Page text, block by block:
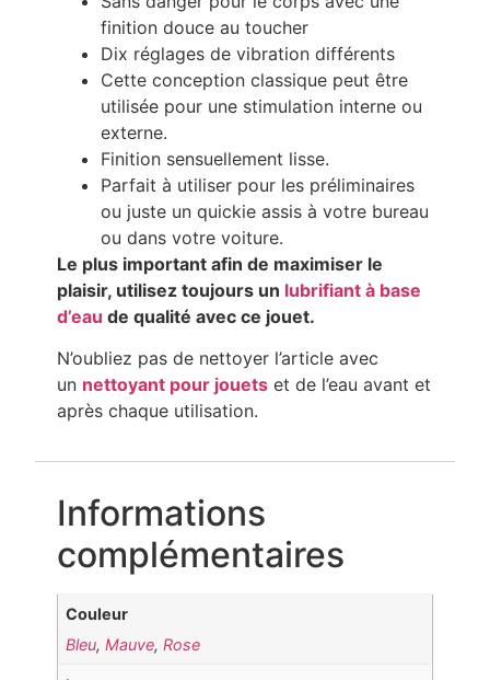
finition douce au toucher
Dix réglages de vibration différents
Cette conception classique peut être
utilisée pour une stimulation interne ou
externe.
Finition sensuellement lisse.
Parfait à utiliser pour les préliminaires
ou juste un quickie assis à votre bureau
ou dans votre voiture.
Le plus important afin de maximiser le
plaisir, utilisez toujours un lubrifiant à base
d’eau de qualité avec ce jouet.
N’oubliez pas de nettoyer l’article avec
un nettoyant pour jouets et de l’eau avant et
après chaque utilisation.
Informations
complémentaires
Couleur
Bleu,Mauve,Rose